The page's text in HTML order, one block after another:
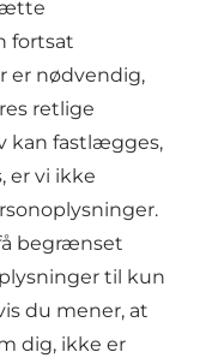
fortsat
er nødvendig,
retlige
kan fastlægges,
er vi ikke
begrænset
til kun
du mener, at
dig, ikke er